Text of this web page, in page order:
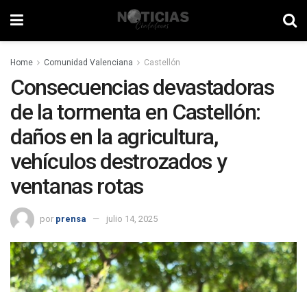
Home Comunidad Valenciana Castellón
Consecuencias devastadoras
de la tormenta en Castellón:
daños en la agricultura,
vehículos destrozados y
ventanas rotas
por prensa julio 14, 2025